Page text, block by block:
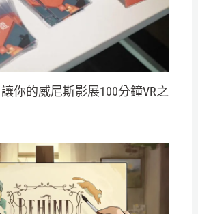
你的威尼斯影展100分鐘VR之